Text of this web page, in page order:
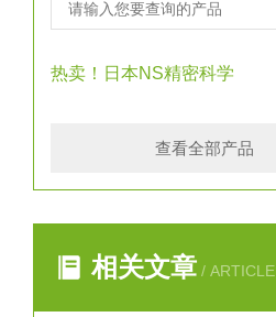
热卖！日本NS精密科学
查看全部产品
相关文章 / ARTICLE